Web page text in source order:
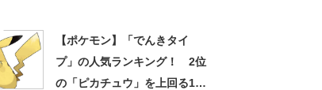
【ポケモン】「でんきタイ
プ」の人気ランキング！ 2位
の「ピカチュウ」を上回る1位